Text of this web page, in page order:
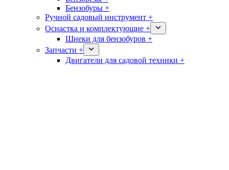
Бензобуры +
Ручной садовый инструмент +
Оснастка и комплектующие +
Шнеки для бензобуров +
Запчасти +
Двигатели для садовой техники +